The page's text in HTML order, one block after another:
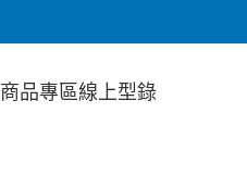
商品專區線上型錄